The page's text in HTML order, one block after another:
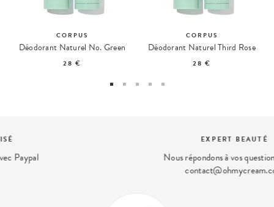
CORPUS
Déodorant Naturel No. Green
28 €
CORPUS
Déodorant Naturel Third Rose
28 €
Nous répondons à vos questions beauté
contact@ohmycream.com